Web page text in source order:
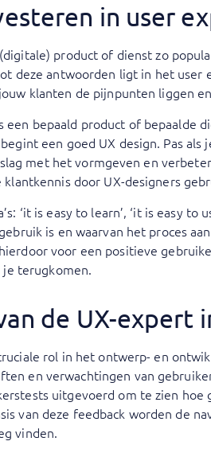
in user
product of dienst zo
deze antwoorden ligt in het
klanten de pijnpunten liggen
een bepaald product of bepaalde
een goed UX design. Pas
met het vormgeven en
door UX-designers
‘it is easy to learn’, ‘it is easy
is en waarvan het proces
voor een positieve
terugkomen.
de UX-expert
rol in het ontwerp- en
en verwachtingen van
uitgevoerd om te zien
van deze feedback worden de
vinden.